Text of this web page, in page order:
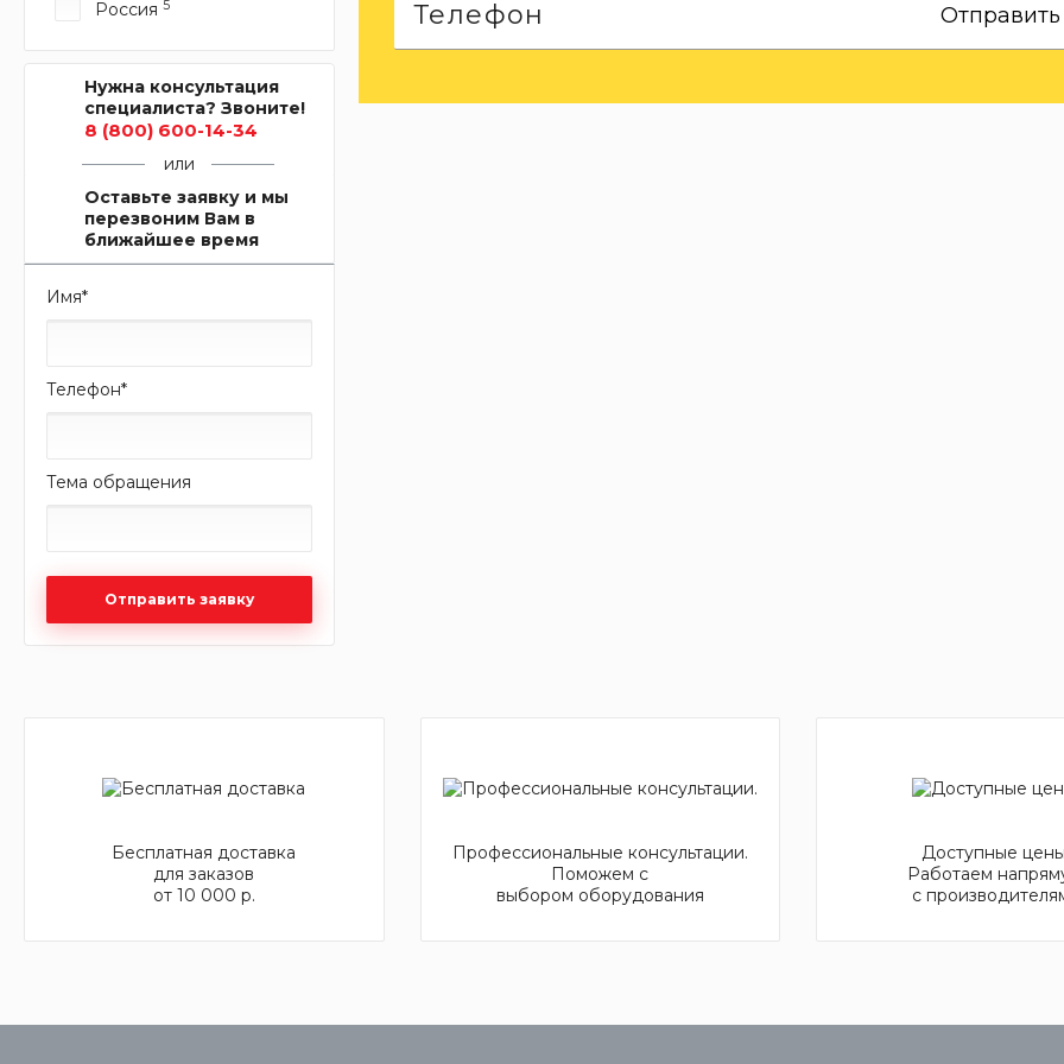
Россия 5
Нужна консультация
специалиста? Звоните!
8 (800) 600-14-34
или
Оставьте заявку и мы
перезвоним Вам в
ближайшее время
Имя*
Телефон*
Тема обращения
Отправить заявку
Отправить
Бесплатная доставка
для заказов
от 10 000 р.
Профессиональные консультации.
Поможем с
выбором оборудования
Доступные
Работаем
с